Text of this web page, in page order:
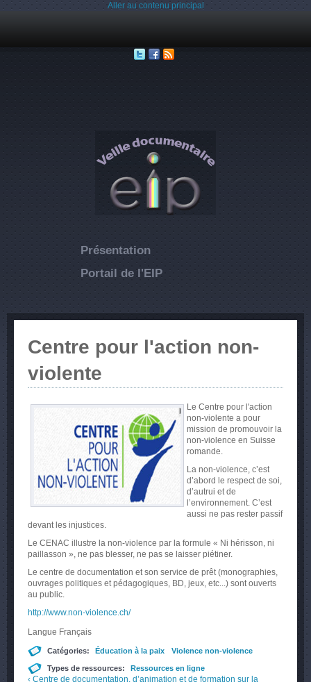
Aller au contenu principal
Présentation
Portail de l'EIP
Centre pour l'action non-
violente
Le Centre pour l'action
non-violente a pour
mission de promouvoir la
non-violence en Suisse
romande.
La non-violence, c’est
d’abord le respect de soi,
d’autrui et de
l’environnement. C’est
aussi ne pas rester passif
devant les injustices.
Le CENAC illustre la non-violence par la formule « Ni hérisson, ni
paillasson », ne pas blesser, ne pas se laisser piétiner.
Le centre de documentation et son service de prêt (monographies,
ouvrages politiques et pédagogiques, BD, jeux, etc...) sont ouverts
au public.
http://www.non-violence.ch/
Langue Français
Catégories: Éducation à la paix Violence non-violence
Types de ressources: Ressources en ligne
‹ Centre de documentation, d’animation et de formation sur la